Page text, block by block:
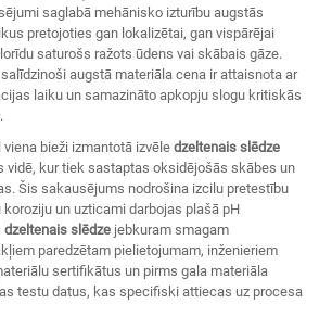
saglabā mehānisko izturību augstās
pretojoties gan lokalizētai, gan vispārējai
saturošs ražots ūdens vai skābais gāze.
augstā materiāla cena ir attaisnota ar
laiku un samazināto apkopju slogu kritiskās
viena bieži izmantotā izvēle dzeltenais slēdze
vidē, kur tiek sastaptas oksidējošās skābes un
Šis sakausējums nodrošina izcilu pretestību
koroziju un uzticami darbojas plašā pH
dzeltenais slēdze jebkuram smagam
paredzētam pielietojumam, inženieriem
sertifikātus un pirms gala materiāla
testu datus, kas specifiski attiecas uz procesa